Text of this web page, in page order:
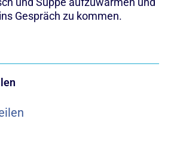
Gespräch zu kommen.